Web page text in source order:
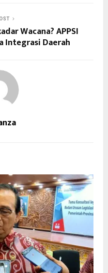
Wacana? APPSI
Integrasi Daerah